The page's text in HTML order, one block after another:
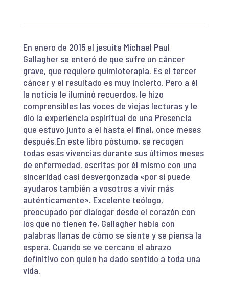
En enero de 2015 el jesuita Michael Paul
Gallagher se enteró de que sufre un cáncer
grave, que requiere quimioterapia. Es el tercer
cáncer y el resultado es muy incierto. Pero a él
la noticia le iluminó recuerdos, le hizo
comprensibles las voces de viejas lecturas y le
dio la experiencia espiritual de una Presencia
que estuvo junto a él hasta el final, once meses
después.En este libro póstumo, se recogen
todas esas vivencias durante sus últimos meses
de enfermedad, escritas por él mismo con una
sinceridad casi desvergonzada «por si puede
ayudaros también a vosotros a vivir más
auténticamente». Excelente teólogo,
preocupado por dialogar desde el corazón con
los que no tienen fe, Gallagher habla con
palabras llanas de cómo se siente y se piensa la
espera. Cuando se ve cercano el abrazo
definitivo con quien ha dado sentido a toda una
vida.